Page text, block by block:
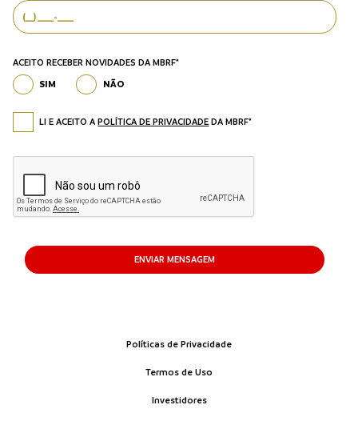
ACEITO RECEBER NOVIDADES DA MBRF*
SIM NÃO
LI E ACEITO APOLÍTICA DE PRIVACIDADE DA MBRF*
ENVIAR MENSAGEM
Políticas de Privacidade
Termos de Uso
Investidores